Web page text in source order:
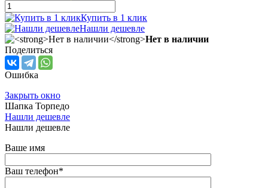
Купить в 1 клик
Нашли дешевле
Нет в наличии
Поделиться
Ошибка
Закрыть окно
Шапка Торпедо
Нашли дешевле
Нашли дешевле
Ваше имя
Ваш телефон*